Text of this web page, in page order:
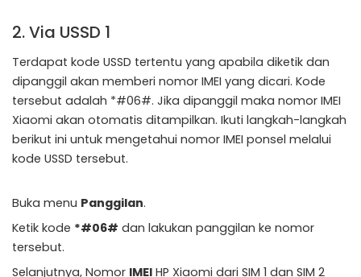
2. Via USSD 1
Terdapat kode USSD tertentu yang apabila diketik dan
dipanggil akan memberi nomor IMEI yang dicari. Kode
tersebut adalah *#06#. Jika dipanggil maka nomor IMEI
Xiaomi akan otomatis ditampilkan. Ikuti langkah-langkah
berikut ini untuk mengetahui nomor IMEI ponsel melalui
kode USSD tersebut.
Buka menu Panggilan.
Ketik kode *#06# dan lakukan panggilan ke nomor
tersebut.
Selanjutnya, Nomor IMEI HP Xiaomi dari SIM 1 dan SIM 2